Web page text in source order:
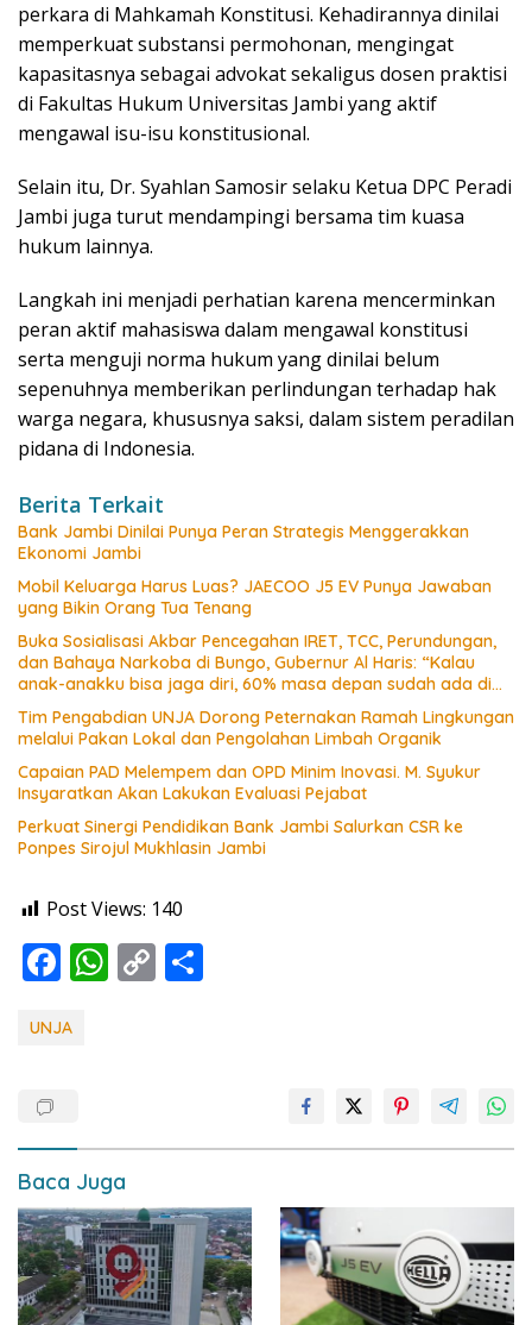
perkara di Mahkamah Konstitusi. Kehadirannya dinilai
memperkuat substansi permohonan, mengingat
kapasitasnya sebagai advokat sekaligus dosen praktisi
di Fakultas Hukum Universitas Jambi yang aktif
mengawal isu-isu konstitusional.
Selain itu, Dr. Syahlan Samosir selaku Ketua DPC Peradi
Jambi juga turut mendampingi bersama tim kuasa
hukum lainnya.
Langkah ini menjadi perhatian karena mencerminkan
peran aktif mahasiswa dalam mengawal konstitusi
serta menguji norma hukum yang dinilai belum
sepenuhnya memberikan perlindungan terhadap hak
warga negara, khususnya saksi, dalam sistem peradilan
pidana di Indonesia.
Berita Terkait
Bank Jambi Dinilai Punya Peran Strategis Menggerakkan
Ekonomi Jambi
Mobil Keluarga Harus Luas? JAECOO J5 EV Punya Jawaban
yang Bikin Orang Tua Tenang
Buka Sosialisasi Akbar Pencegahan IRET, TCC, Perundungan,
dan Bahaya Narkoba di Bungo, Gubernur Al Haris: “Kalau
anak-anakku bisa jaga diri, 60% masa depan sudah ada di
Tim Pengabdian UNJA Dorong Peternakan Ramah Lingkungan
melalui Pakan Lokal dan Pengolahan Limbah Organik
Capaian PAD Melempem dan OPD Minim Inovasi. M. Syukur
Insyaratkan Akan Lakukan Evaluasi Pejabat
Perkuat Sinergi Pendidikan Bank Jambi Salurkan CSR ke
Ponpes Sirojul Mukhlasin Jambi
Post Views: 140
F
e
o
k
W
p
p
C
n
UNJA
Baca Juga